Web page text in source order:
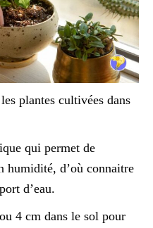
plantes cultivées dans
qui permet de
humidité, d’où connaitre
d’eau.
4 cm dans le sol pour